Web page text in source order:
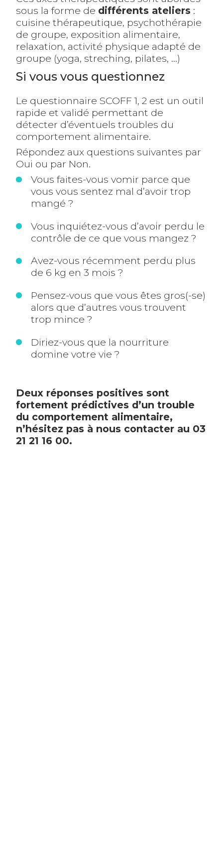
sous la forme de différents ateliers :
cuisine thérapeutique, psychothérapie
de groupe, exposition alimentaire,
relaxation, activité physique adapté de
groupe (yoga, streching, pilates, …)
Si vous vous questionnez
Le questionnaire SCOFF 1, 2 est un outil
rapide et validé permettant de
détecter d’éventuels troubles du
comportement alimentaire.
Répondez aux questions suivantes par
Oui ou par Non.
Vous faites-vous vomir parce que
vous vous sentez mal d’avoir trop
mangé ?
Vous inquiétez-vous d’avoir perdu le
contrôle de ce que vous mangez ?
Avez-vous récemment perdu plus
de 6 kg en 3 mois ?
Pensez-vous que vous êtes gros(-se)
alors que d’autres vous trouvent
trop mince ?
Diriez-vous que la nourriture
domine votre vie ?
Deux réponses positives sont
fortement prédictives d’un trouble
du comportement alimentaire,
n’hésitez pas à nous contacter au 03
21 21 16 00.